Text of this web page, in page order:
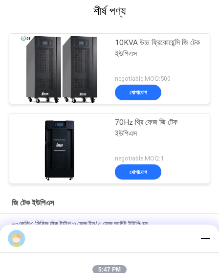
শীর্ষ পণ্য
10KVA উচ্চ ফ্রিকোয়েন্সি জি টেক
ইউপিএস
negotiable MOQ:500
যোগাযোগ
70Hz থ্রি ফেজ জি টেক
ইউপিএস
negotiable MOQ:1
যোগাযোগ
জি টেক ইউপিএস
৬০কেভিএ সিরিজ র্যাক টাইপ ৩ ফেজ ইন/৩ ফেজ আউট ইউপিএস
কম্প্যাক্ট ইন্ডাস্ট্রিয়াল ইউপিএস পাওয়ার সাপ্লাই মডুলার ডিজাইন এবং স্কেলযোগ্য ক্ষমতা
সহ কঠোর শিল্প পরিবেশের জন্য উপযুক্ত
5:47 PM